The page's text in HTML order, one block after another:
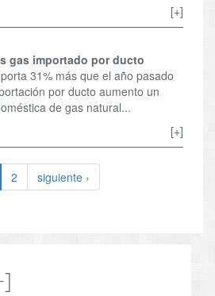
[+]
gas importado por ducto
31% más que el año pasado
por ducto aumento un
de gas natural...
[+]
2 siguiente ›